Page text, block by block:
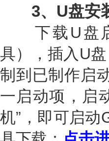
3、U盘安
下载U盘
具），插入U
制到已制作启
一启动项，启
机”，即可启动